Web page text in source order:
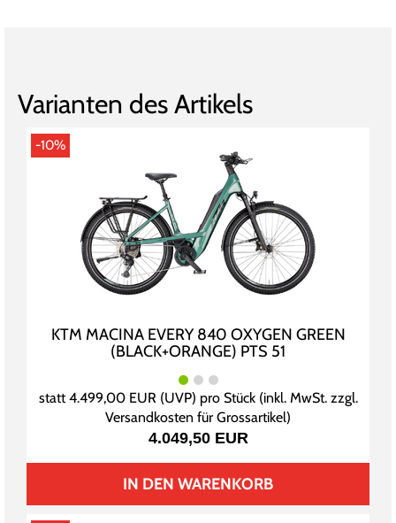
Varianten des Artikels
-10%
KTM MACINA EVERY 840 OXYGEN GREEN
(BLACK+ORANGE) PTS 51
statt4.499,00 EUR(UVP) pro Stück (inkl. MwSt. zzgl.
Versandkosten für Grossartikel)
4.049,50 EUR
IN DEN WARENKORB